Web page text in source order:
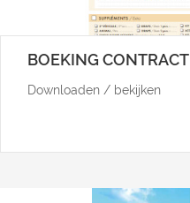
BOEKING CONTRACT
Downloaden / bekijken